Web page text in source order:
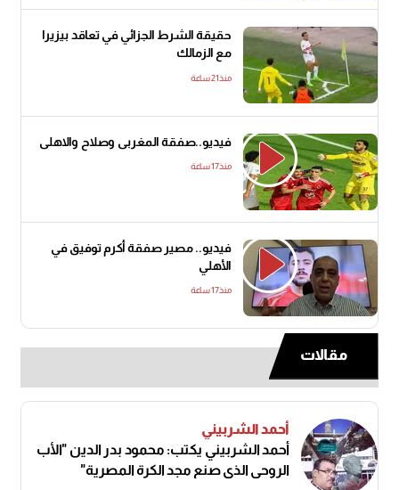
حقيقة الشرط الجزائي في تعاقد بيزيرا
مع الزمالك
منذ21 ساعة
فيديو..صفقة المغربى وصلاح والاهلى
منذ17 ساعة
فيديو.. مصير صفقة أكرم توفيق في
الأهلي
منذ17 ساعة
مقالات
أحمد الشربيني
أحمد الشربيني يكتب: محمود بدر الدين "الأب
الروحي الذي صنع مجد الكرة المصرية"